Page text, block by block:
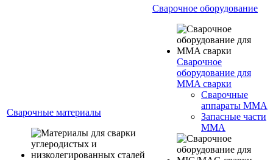
Сварочные материалы
Сварочное оборудование
Сварочное
оборудование для
MMA сварки
Сварочные
аппараты MMA
Запасные части
MMA